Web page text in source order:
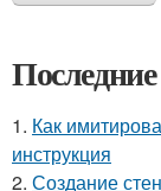
1. Как
инструкция
2. Создание